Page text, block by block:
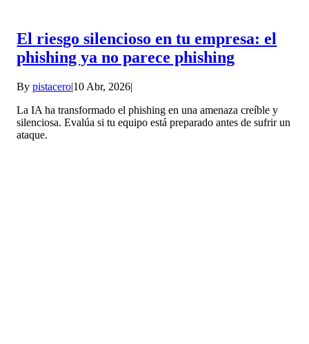
El riesgo silencioso en tu empresa: el
phishing ya no parece phishing
Bypistacero|10 Abr, 2026|
La IA ha transformado el phishing en una amenaza creíble y
silenciosa. Evalúa si tu equipo está preparado antes de sufrir un
ataque.